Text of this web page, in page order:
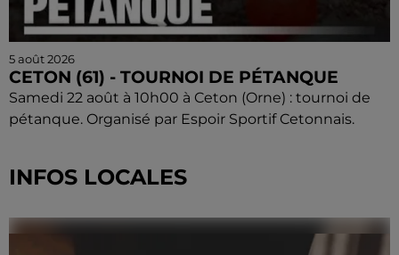
5 août 2026
CETON (61) - TOURNOI DE PÉTANQUE
Samedi 22 août à 10h00 à Ceton (Orne) : tournoi de
pétanque. Organisé par Espoir Sportif Cetonnais.
INFOS LOCALES